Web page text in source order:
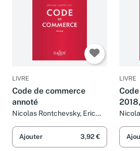
LIVRE
Code de commerce
annoté
Nicolas Rontchevsky, Eric
Ajouter 3,92 €
LIVRE